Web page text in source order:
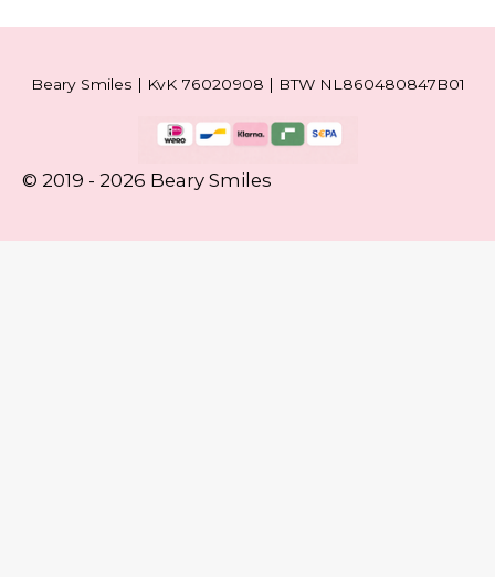
Beary Smiles | KvK 76020908 | BTW NL860480847B01
© 2019 - 2026 Beary Smiles